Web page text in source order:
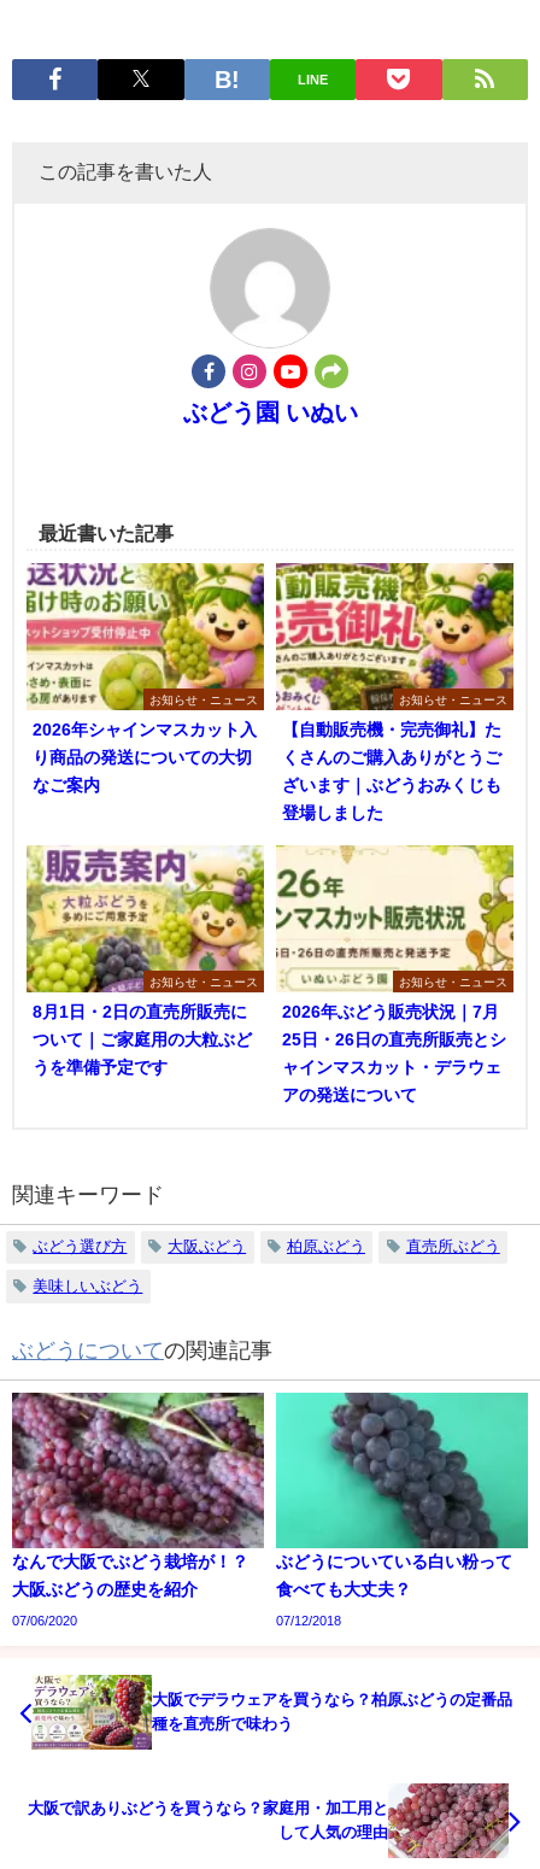
LINE
この記事を書いた人
ぶどう園 いぬい
最近書いた記事
お知らせ・ニュース
2026年シャインマスカット入
り商品の発送についての大切
なご案内
お知らせ・ニュース
【自動販売機・完売御礼】た
くさんのご購入ありがとうご
ざいます｜ぶどうおみくじも
登場しました
お知らせ・ニュース
8月1日・2日の直売所販売に
ついて｜ご家庭用の大粒ぶど
うを準備予定です
お知らせ・ニュース
2026年ぶどう販売状況｜7月
25日・26日の直売所販売とシ
ャインマスカット・デラウェ
アの発送について
関連キーワード
ぶどう選び方 大阪ぶどう 柏原ぶどう 直売所ぶどう
美味しいぶどう
ぶどうについての関連記事
なんで大阪でぶどう栽培が！？
大阪ぶどうの歴史を紹介
07/06/2020
ぶどうについている白い粉って
食べても大丈夫？
07/12/2018
大阪でデラウェアを買うなら？柏原ぶどうの定番品
種を直売所で味わう
大阪で訳ありぶどうを買うなら？家庭用・加工用と
して人気の理由